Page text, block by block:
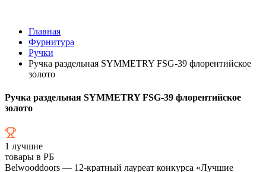
Главная
Фурнитура
Ручки
Ручка раздельная SYMMETRY FSG-39 флорентийское
золото
Ручка раздельная SYMMETRY FSG-39 флорентийское
золото
1 лучшие
товары в РБ
Belwooddoors — 12-кратный лауреат конкурса «Лучшие